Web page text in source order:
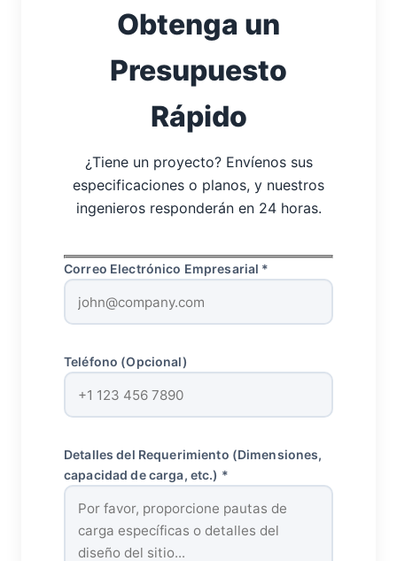
Obtenga un
Presupuesto
Rápido
¿Tiene un proyecto? Envíenos sus
especificaciones o planos, y nuestros
ingenieros responderán en 24 horas.
Correo Electrónico Empresarial *
Teléfono (Opcional)
Detalles del Requerimiento (Dimensiones,
capacidad de carga, etc.) *